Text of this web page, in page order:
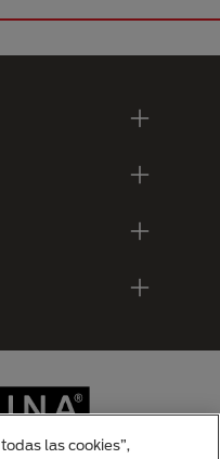
las cookies”,